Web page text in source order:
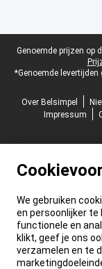
Juridische
Genoemde prijzen op
*Genoemde
Over Belsimpel
Impressum
We gebruiken
en persoonlijker te
functionele en
klikt, geef je ons
verzamelen en te